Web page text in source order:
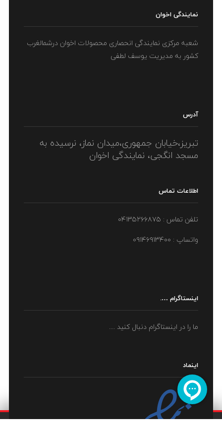
نمایندگی اخوان
شعبه مرکزی نمایندگی انحصاری محصولات اخوان درشمالغرب
کشور به مدیریت یوسف لطفی
آدرس
تبریز،خیابان جمهوری،میدان نماز، نرسیده به
مسجد انگجی، نمایندگی اخوان
اطلاعات تماس
تلفن تماس : ۰۴۱۳۵۲۶۶۸۷۵
واتساپ : ۰۹۱۴۶۹۱۳۴۰۰
اینستاگرام ….
ما را در اینستاگرام دنبال کنید ....
اینماد